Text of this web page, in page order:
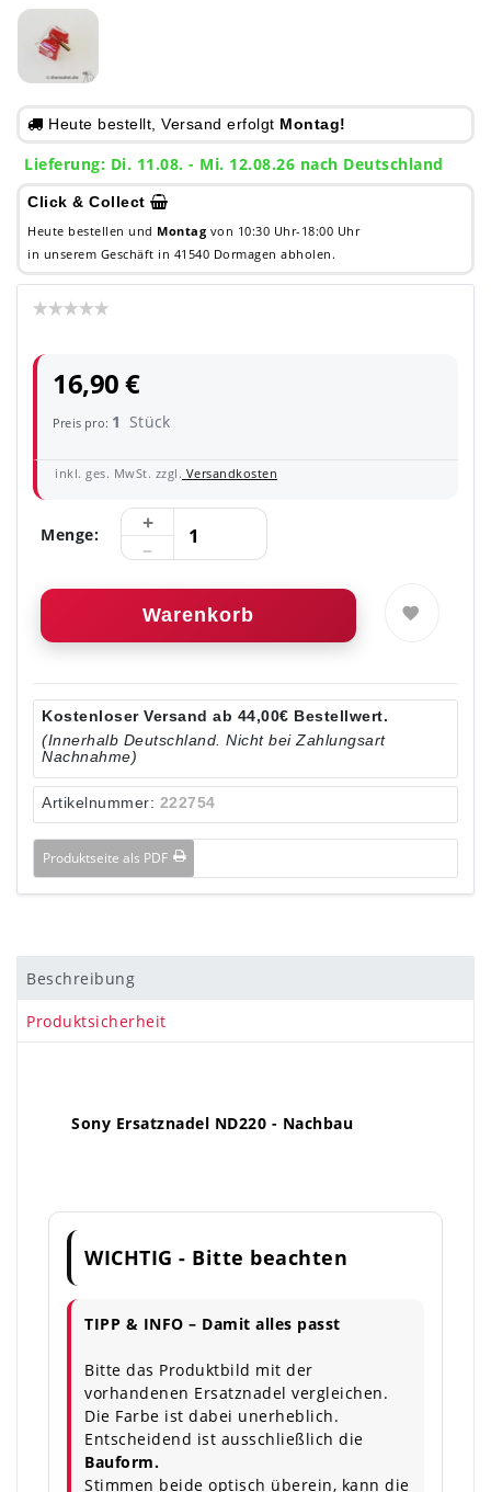
Heute bestellt, Versand erfolgt Montag!
Lieferung: Di. 11.08. - Mi. 12.08.26 nach Deutschland
Click & Collect
Heute bestellen und Montag von 10:30 Uhr-18:00 Uhr
in unserem Geschäft in 41540 Dormagen abholen.
16,90 €
Preis pro: 1 Stück
inkl. ges. MwSt. zzgl. Versandkosten
Menge:
Warenkorb
Kostenloser Versand ab 44,00€ Bestellwert.
(Innerhalb Deutschland. Nicht bei Zahlungsart
Nachnahme)
Artikelnummer: 222754
Produktseite als PDF
Beschreibung
Produktsicherheit
Sony Ersatznadel ND220 - Nachbau
WICHTIG - Bitte beachten
TIPP & INFO – Damit alles passt
Bitte das Produktbild mit der
vorhandenen Ersatznadel vergleichen.
Die Farbe ist dabei unerheblich.
Entscheidend ist ausschließlich die
Bauform.
Stimmen beide optisch überein, kann die